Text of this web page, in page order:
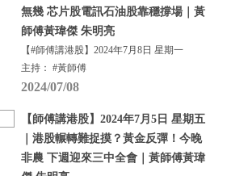
無幾 芯片股電訊石油股靠穩撐場｜黃
師傅黃瑋傑 朱明亮
【#師傅講港股】2024年7月8日 星期一
主持： #黃師傅
2024/07/08
【師傅講港股】2024年7月5日 星期五
｜港股輾轉難捉摸？黃金反彈！今晚
非農 下週迎來三中全會｜黃師傅黃瑋